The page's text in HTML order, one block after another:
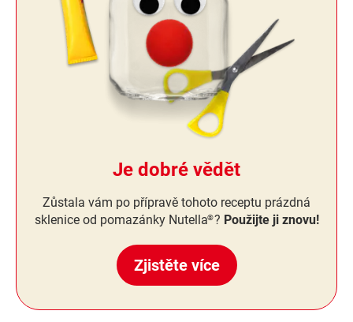
Je dobré vědět
Zůstala vám po přípravě tohoto receptu prázdná
sklenice od pomazánky Nutella®? Použijte ji znovu!
Zjistěte více